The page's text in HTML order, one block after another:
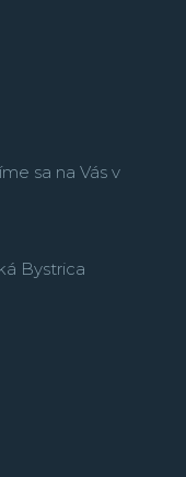
sa na Vás v
Bystrica